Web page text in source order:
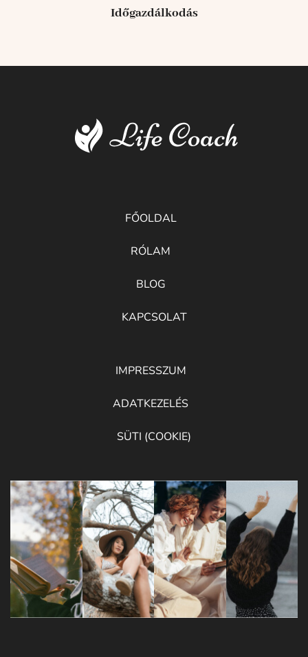
Időgazdálkodás
FŐOLDAL
RÓLAM
BLOG
KAPCSOLAT
IMPRESSZUM
ADATKEZELÉS
SÜTI (COOKIE)